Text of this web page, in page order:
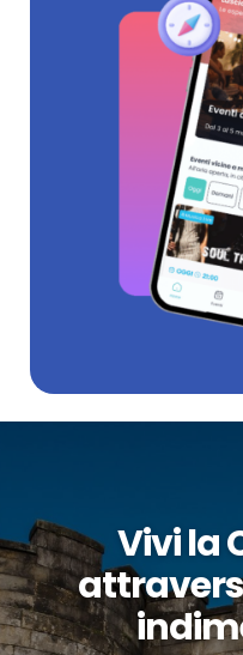
Vivi la